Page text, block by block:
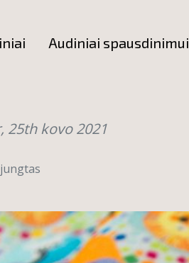
Audiniai spausdinimui
25th kovo 2021